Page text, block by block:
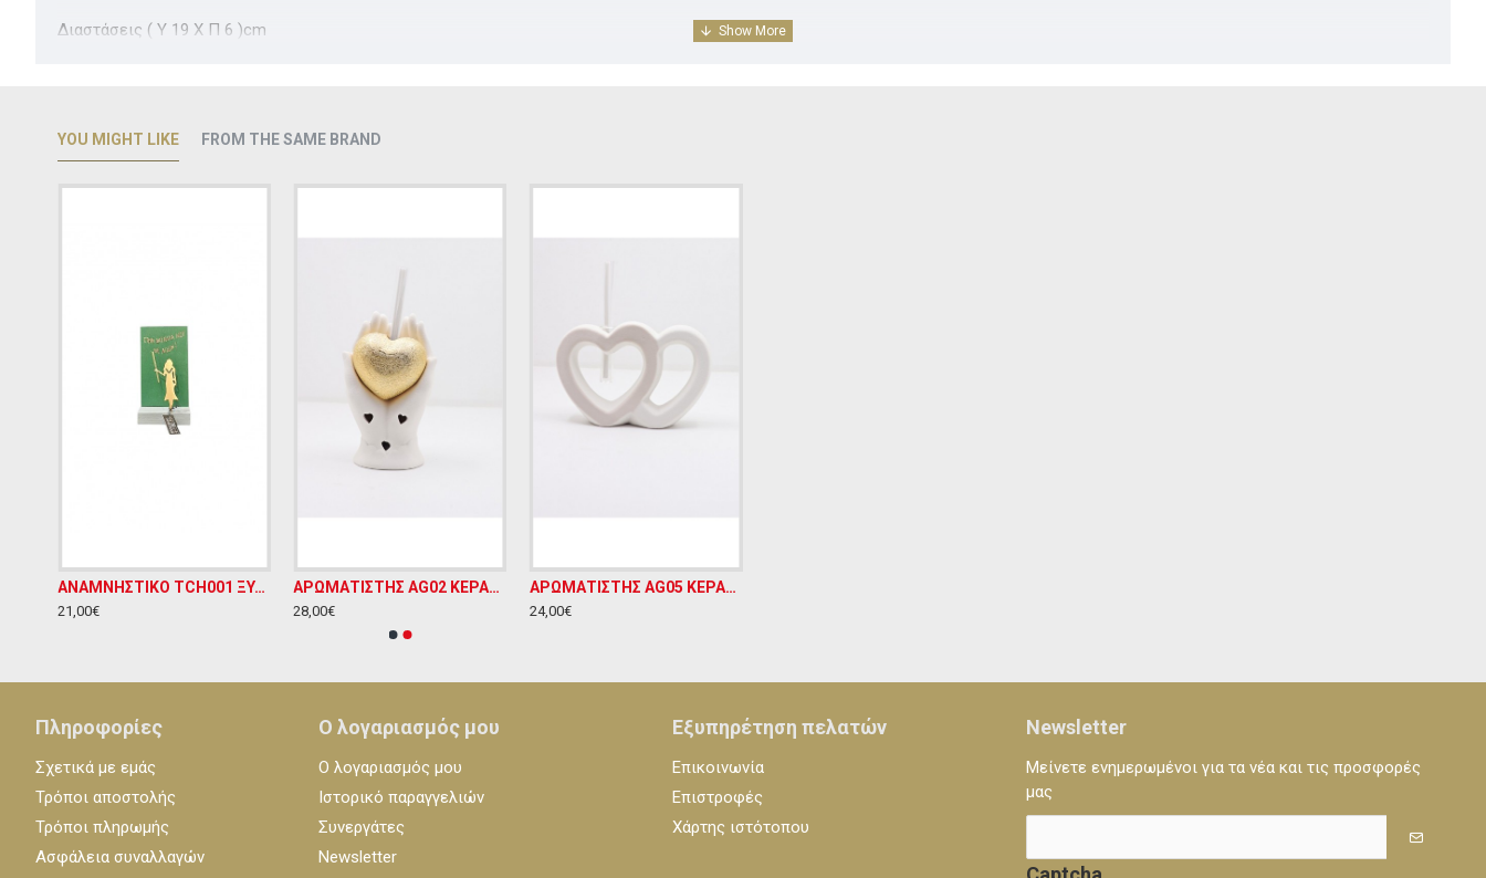
Διαστάσεις ( Υ 19 Χ Π 6 )cm
YOU MIGHT LIKE FROM THE SAME BRAND
ΑΝΑΜΝΗΣΤΙΚΟ TCH001 ΞΥΛΙΝΟ ΕΠΙΤΡΑΠΕΖΙΟ ΔΙΑΚΟΣΜΗΤΙΚΟ Υ15ΧΜ8
21,00€
ΑΡΩΜΑΤΙΣΤΗΣ AG02 ΚΕΡΑΜΙΚΟ ΕΠΙΤΡΑΠΕΖΙΟ ΔΙΑΚΟΣΜΗΤΙΚΟ Υ20ΧΜ10
28,00€
ΑΡΩΜΑΤΙΣΤΗΣ AG05 ΚΕΡΑΜΙΚΟ ΕΠΙΤΡΑΠΕΖΙΟ ΔΙΑΚΟΣΜΗΤΙΚΟ Υ17ΧΜ17
24,00€
Πληροφορίες
Σχετικά με εμάς
Τρόποι αποστολής
Τρόποι πληρωμής
Ασφάλεια συναλλαγών
Ο λογαριασμός μου
Ο λογαριασμός μου
Ιστορικό παραγγελιών
Συνεργάτες
Newsletter
Εξυπηρέτηση πελατών
Επικοινωνία
Επιστροφές
Χάρτης ιστότοπου
Newsletter
Μείνετε ενημερωμένοι για τα νέα και τις προσφορές
μας